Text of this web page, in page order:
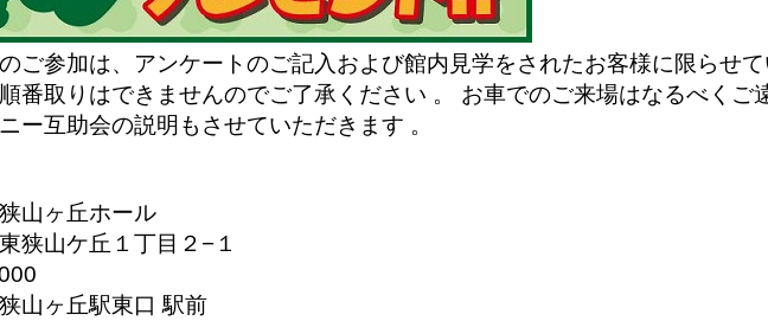
ご参加は、アンケートのご記入および館内見学をされたお客様に限らせて
番取りはできませんのでご了承ください 。 お車でのご来場はなるべくご
ー互助会の説明もさせていただきます 。
山ヶ丘ホール
狭山ケ丘１丁目２−１
山ヶ丘駅東口 駅前